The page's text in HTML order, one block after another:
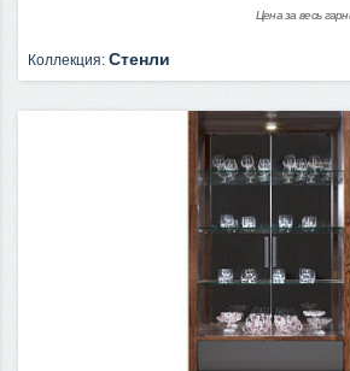
Цена за весь
Коллекция: Стенли